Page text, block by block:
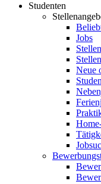
Studenten
Jobs
Neue